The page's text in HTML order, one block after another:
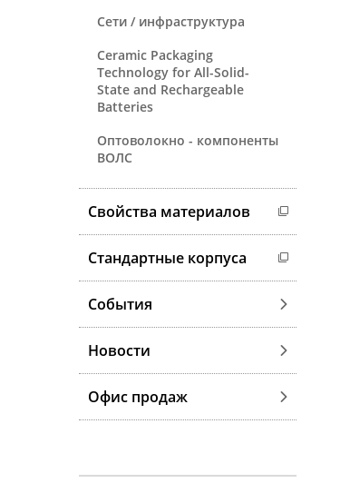
Сети / инфраструктура
Ceramic Packaging
Technology for All-Solid-
State and Rechargeable
Batteries
Оптоволокно - компоненты
ВОЛС
Свойства материалов
Стандартные корпуса
События
Новости
Офис продаж